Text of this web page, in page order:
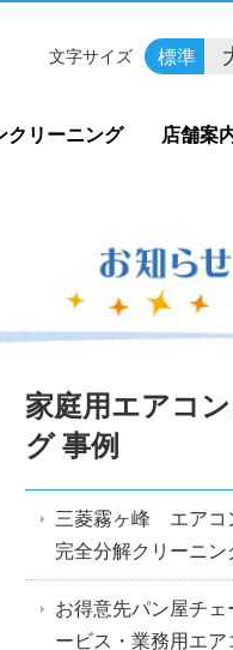
クリーニング 店舗案
文字サイズ 標準
家庭用エアコ
グ 事例
三菱霧ヶ峰 エアコ
完全分解クリーニン
お得意先パン屋チ
ービス・業務用エ